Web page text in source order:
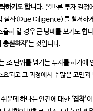
하기도 합니다.올바른 투자 결정
실사(Due Diligence)를 철저하
히 할 경우 큰 낭패를 보기도 합
충실하자’는 것입니다.
조 단위를 넘기는 투자를 하기에
되고 그 과정에서 수많은 고민과
운데 하나는 안건에 대한‘집착’